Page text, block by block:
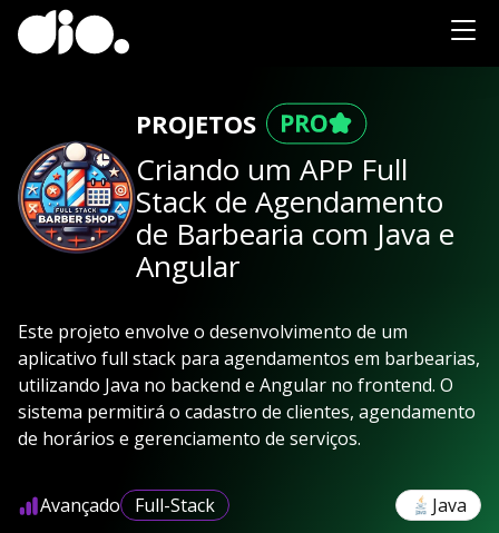
PROJETOS
Criando um APP Full
Stack de Agendamento
de Barbearia com Java e
Angular
Este projeto envolve o desenvolvimento de um
aplicativo full stack para agendamentos em barbearias,
utilizando Java no backend e Angular no frontend. O
sistema permitirá o cadastro de clientes, agendamento
de horários e gerenciamento de serviços.
Avançado Full-Stack Java